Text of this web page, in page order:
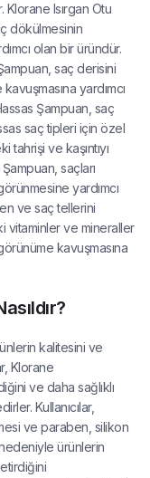
Isırgan Otu
dökülmesinin
olan bir üründür.
saç derisini
yardımcı
Şampuan, saç
saç tipleri için özel
tahrişi ve kaşıntıyı
saçları
yardımcı
ve saç tellerini
vitaminler ve mineraller
kavuşmasına
kalitesini ve
Klorane
ve daha sağlıklı
Kullanıcılar,
ve paraben, silikon
ürünlerin